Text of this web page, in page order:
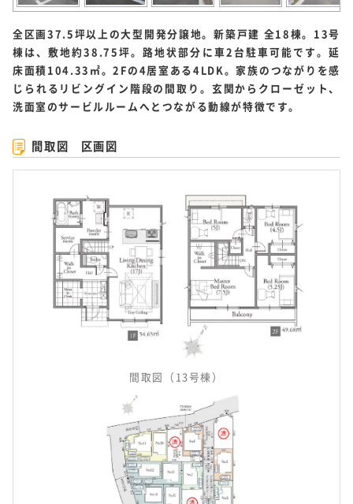
全区画37.5坪以上の大型開発分譲地。新築戸建 全18棟。13号
棟は、敷地約38.75坪。路地状部分に車2台駐車可能です。延
床面積104.33㎡。2Fの4居室ある4LDK。家族のつながりを感
じられるリビングイン階段の間取り。玄関からクローゼット、
洗面室のサービルルームへとつながる動線が特徴です。
間取図 区画図
間取図（13号棟）